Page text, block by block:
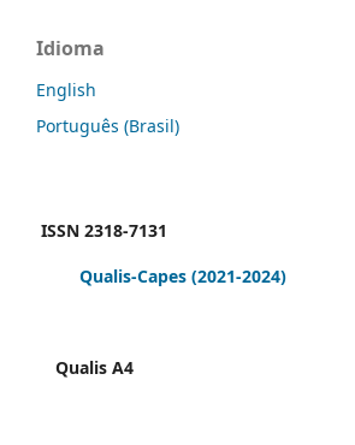
Idioma
English
Português (Brasil)
ISSN 2318-7131
Qualis-Capes (2021-2024)
Qualis A4